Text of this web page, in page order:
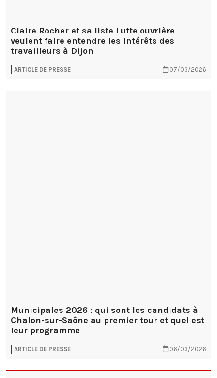
Claire Rocher et sa liste Lutte ouvrière
veulent faire entendre les intérêts des
travailleurs à Dijon
ARTICLE DE PRESSE 07/03/2026
Municipales 2026 : qui sont les candidats à
Chalon-sur-Saône au premier tour et quel est
leur programme
ARTICLE DE PRESSE 06/03/2026